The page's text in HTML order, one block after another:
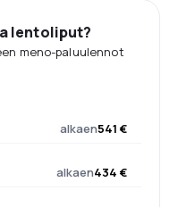
lentoliput?
meno-paluulennot
alkaen541 €
alkaen434 €